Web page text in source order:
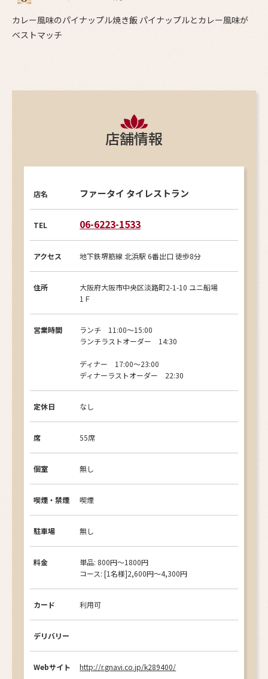
カレー風味のパイナップル焼き飯 パイナップルとカレー風味が
ベストマッチ
店舗情報
店名 ファータイ タイレストラン
TEL 06-6223-1533
アクセス 地下鉄堺筋線 北浜駅 6番出口 徒歩8分
住所
大阪府大阪市中央区淡路町2-1-10 ユニ船場
1Ｆ
営業時間
ランチ 11:00〜15:00
ランチラストオーダー 14:30
ディナー 17:00〜23:00
ディナーラストオーダー 22:30
定休日 なし
席 55席
個室 無し
喫煙・禁煙 喫煙
駐車場 無し
料金
単品: 800円〜1800円
コース: [1名様]2,600円～4,300円
カード 利用可
デリバリー
Webサイト http://r.gnavi.co.jp/k289400/